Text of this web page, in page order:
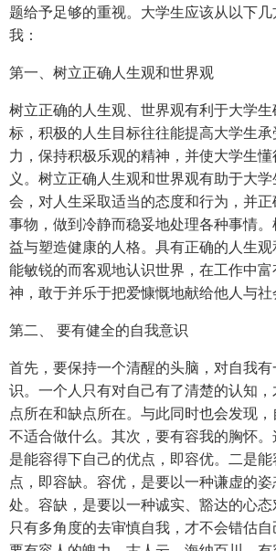
题给予足够的重视。大学生应该从以下
我：
第一、树立正确人生观和世界观
树立正确的人生观、世界观有利于大学
标，积极的人生目标往往能提高大学生
力，保持积极乐观的精神，并使大学生
义。树立正确人生观和世界观有助于大
会，对人生采取适当的态度和行为，并
事物，做到冷静而稳妥地处理各种事情
益与塑造健康的人格。具有正确的人生
能敏锐的而客观地认识世界，在工作中
神，敢于并乐于把爱慷慨地献给他人与社
第二、 要有健全的自我意识
首先，要保持一个清醒的头脑，对自我
识。一个人只有对自己有了清楚的认知
点所在和缺点所在。与此同时也会发现，
不适合做什么。其次，要有容我的胸怀
是能容得下自己的优点，即容优。二是
点，即容缺。容优，是要以一种谦虚的
处。容缺，是要以一种诚实、豁达的心态
只有多角度的去审慎自我，才不会错估自